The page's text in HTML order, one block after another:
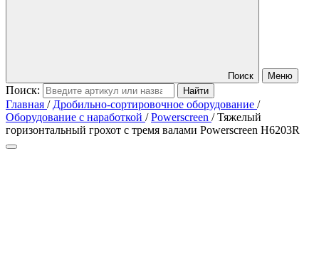
Поиск Меню
Поиск:
Главная / Дробильно-сортировочное оборудование /
Оборудование с наработкой /Powerscreen /Тяжелый
горизонтальный грохот с тремя валами Powerscreen H6203R